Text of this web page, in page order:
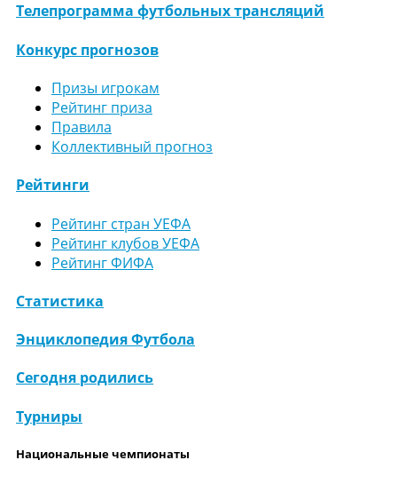
Телепрограмма футбольных трансляций
Конкурс прогнозов
Призы игрокам
Рейтинг приза
Правила
Коллективный прогноз
Рейтинги
Рейтинг стран УЕФА
Рейтинг клубов УЕФА
Рейтинг ФИФА
Статистика
Энциклопедия Футбола
Сегодня родились
Турниры
Национальные чемпионаты